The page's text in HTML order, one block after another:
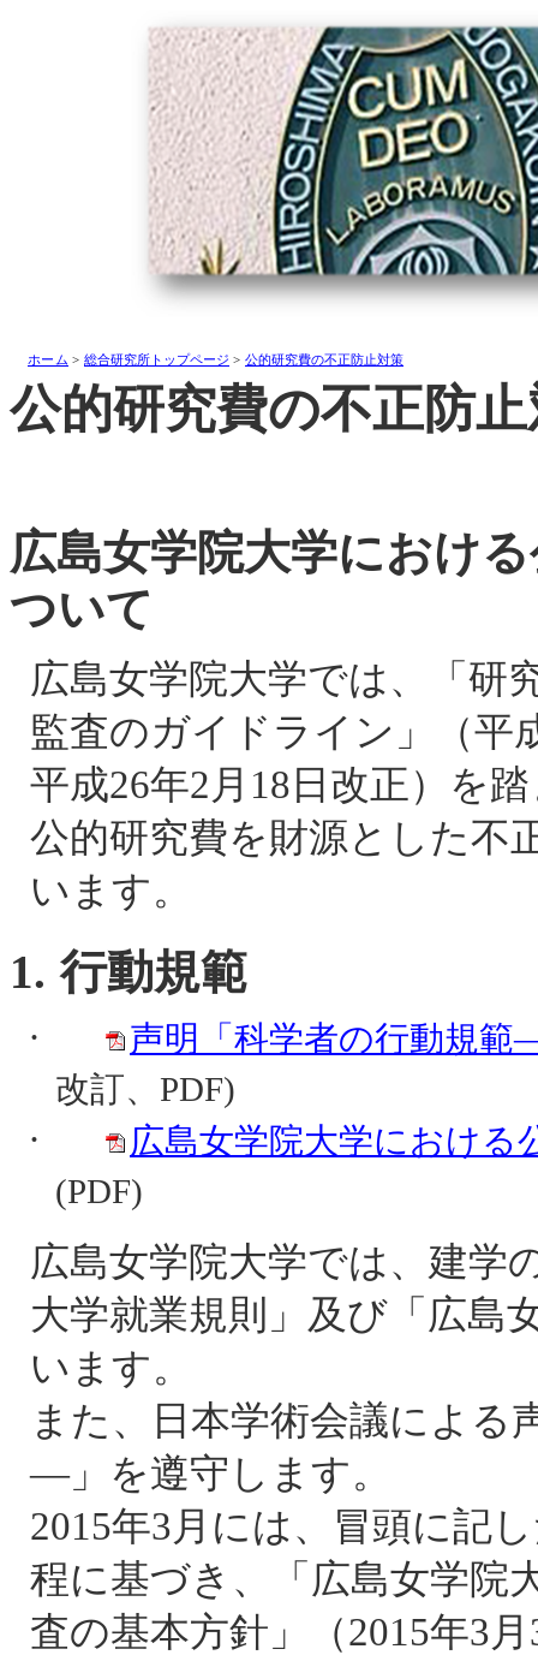
ホーム > 総合研究所トップページ > 公的研究費の不正防止対策
公的研究費の不正防
広島女学院大学におけ
ついて
広島女学院大学では、「研
監査のガイドライン」（平
平成26年2 月 18 日改正）を
公的研究費を財源とした不
います。
1. 行動規範
·
声明「科学者の行動規
改訂、 PDF)
·
広島女学院大学における
(PDF)
広島女学院大学では、建学
大学就業規則」及び「広島
います。
また、日本学術会議によ
―」を遵守します。
2015年3月には、冒頭に記
程に基づき、「広島女学院
査の基本方針」（2015年3月